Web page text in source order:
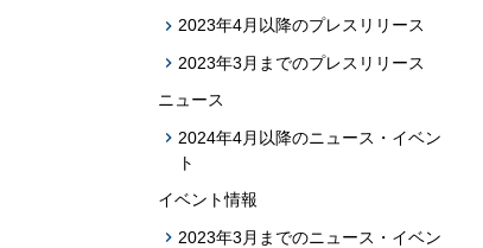
2023年4月以降のプレスリリース
2023年3月までのプレスリリース
ニュース
2024年4月以降のニュース・イベン
ト
イベント情報
2023年3月までのニュース・イベン